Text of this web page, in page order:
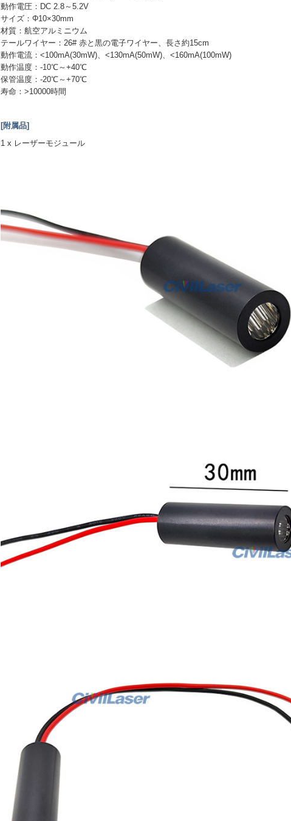
動作電圧：DC 2.8～5.2V
サイズ：Φ10×30mm
材質：航空アルミニウム
テールワイヤー：26# 赤と黒の電子ワイヤー、長さ約15cm
動作電流：<100mA(30mW)、<130mA(50mW)、<160mA(100mW)
動作温度：-10℃～+40℃
保管温度：-20℃～+70℃
寿命：>10000時間
[附属品]
1 x レーザーモジュール